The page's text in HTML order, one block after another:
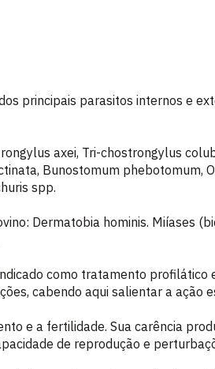
principais parasitos internos e
axei, Tri-chostrongylus
Bunostomum phebotomum,
spp.
Dermatobia hominis. Miíases
como tratamento profilático
cabendo aqui salientar a ação
e a fertilidade. Sua carência
de reprodução e